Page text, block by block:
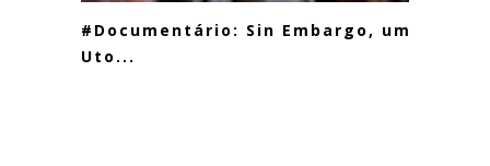
#Documentário: Sin Embargo, uma
Uto...